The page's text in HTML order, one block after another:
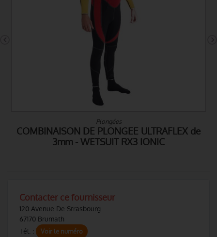
Mannequins d'entrainement
Mannequin sauvetage aquatique avancé -
Enfant
Contacter ce fournisseur
120 Avenue De Strasbourg
67170 Brumath
Tél. :
Voir le numéro